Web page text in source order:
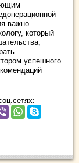
важно
который
успешного